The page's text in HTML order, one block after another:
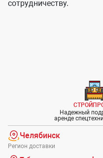
сотрудничеству.
Надежный
аренде
Челябинск
Регион доставки